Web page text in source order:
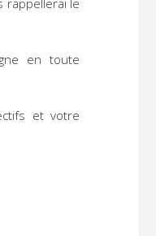
en toute
et votre